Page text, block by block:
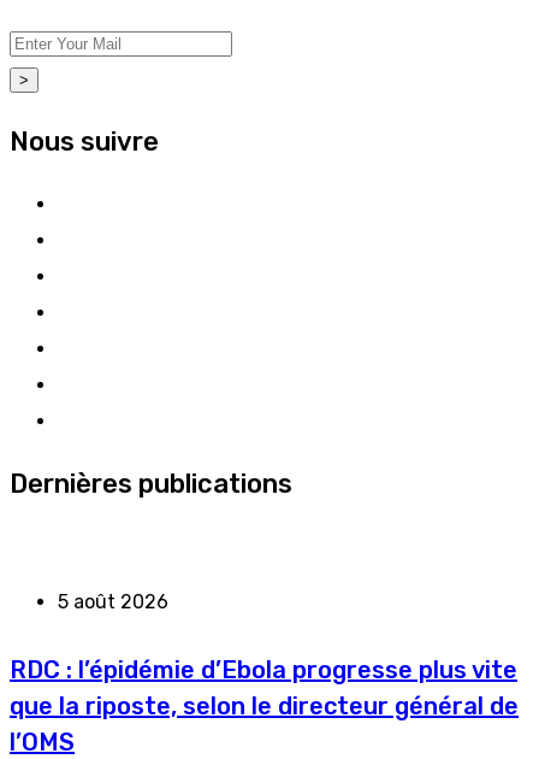
>
Nous suivre
Dernières publications
5 août 2026
RDC : l’épidémie d’Ebola progresse plus vite
que la riposte, selon le directeur général de
l’OMS